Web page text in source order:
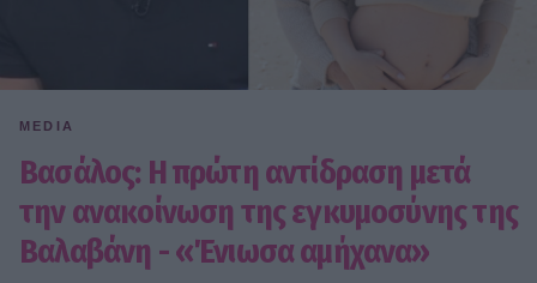
MEDIA
Βασάλος: Η πρώτη αντίδραση μετά
την ανακοίνωση της εγκυμοσύνης της
Βαλαβάνη - «Ένιωσα αμήχανα»